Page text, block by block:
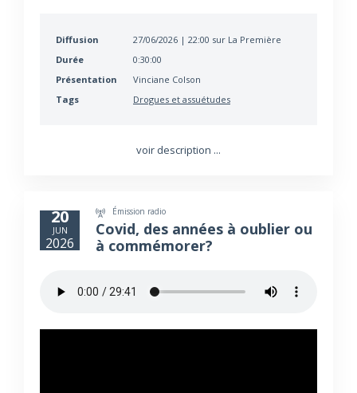
Diffusion
27/06/2026 | 22:00 sur La Première
Durée
0:30:00
Présentation
Vinciane Colson
Tags
Drogues et assuétudes
voir description ...
20
JUN
2026
Émission radio
Covid, des années à oublier ou
à commémorer?